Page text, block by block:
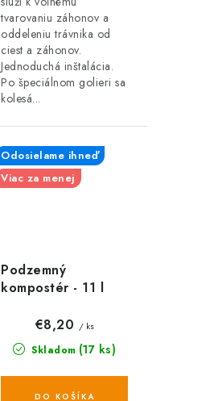
tvarovaniu záhonov a
oddeleniu trávnika od
ciest a záhonov.
Jednoduchá inštalácia.
Po špeciálnom golieri sa
kolesá...
Podzemný
kompostér - 11 l
Odosielame ihneď
Viac za menej
Skladom (17 ks)
€8,20 / ks
DO KOŠÍKA